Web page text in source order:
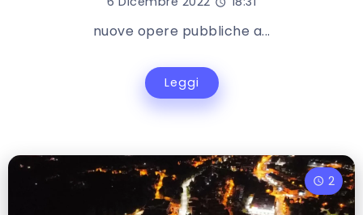
nuove opere pubbliche a...
Leggi
2